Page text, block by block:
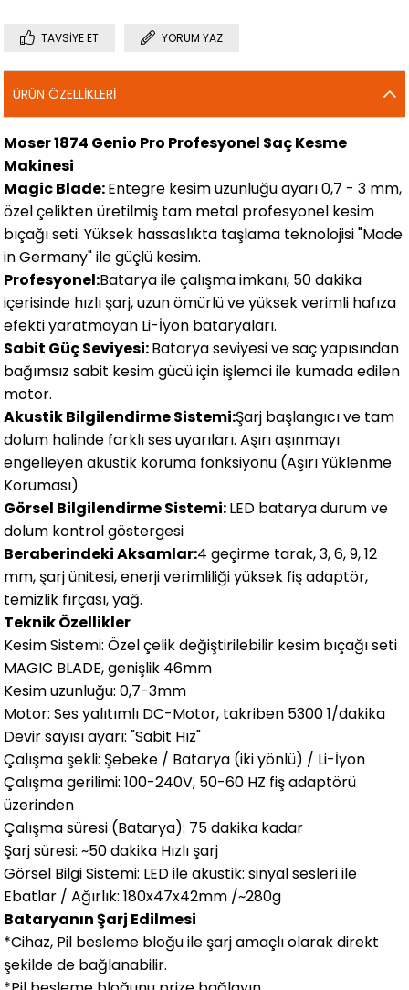
TAVSIYE ET YORUM YAZ
ÜRÜN ÖZELLIKLERI
Moser 1874 Genio Pro Profesyonel Saç Kesme
Makinesi
Magic Blade:Entegre kesim uzunluğu ayarı 0,7 - 3 mm,
özel çelikten üretilmiş tam metal profesyonel kesim
bıçağı seti. Yüksek hassaslıkta taşlama teknolojisi "Made
in Germany" ile güçlü kesim.
Profesyonel:Batarya ile çalışma imkanı, 50 dakika
içerisinde hızlı şarj, uzun ömürlü ve yüksek verimli hafıza
efekti yaratmayan Li-İyon bataryaları.
Sabit Güç Seviyesi:Batarya seviyesi ve saç yapısından
bağımsız sabit kesim gücü için işlemci ile kumada edilen
motor.
Akustik Bilgilendirme Sistemi:Şarj başlangıcı ve tam
dolum halinde farklı ses uyarıları. Aşırı aşınmayı
engelleyen akustik koruma fonksiyonu (Aşırı Yüklenme
Koruması)
Görsel Bilgilendirme Sistemi:LED batarya durum ve
dolum kontrol göstergesi
Beraberindeki Aksamlar:4 geçirme tarak, 3, 6, 9, 12
mm, şarj ünitesi, enerji verimliliği yüksek fiş adaptör,
temizlik fırçası, yağ.
Teknik Özellikler
Kesim Sistemi: Özel çelik değiştirilebilir kesim bıçağı seti
MAGIC BLADE, genişlik 46mm
Kesim uzunluğu: 0,7-3mm
Motor: Ses yalıtımlı DC-Motor, takriben 5300 1/dakika
Devir sayısı ayarı: "Sabit Hız"
Çalışma şekli: Şebeke / Batarya (iki yönlü) / Li-İyon
Çalışma gerilimi: 100-240V, 50-60 HZ fiş adaptörü
üzerinden
Çalışma süresi (Batarya): 75 dakika kadar
Şarj süresi: ~50 dakika Hızlı şarj
Görsel Bilgi Sistemi: LED ile akustik: sinyal sesleri ile
Ebatlar / Ağırlık: 180x47x42mm /~280g
Bataryanın Şarj Edilmesi
*Cihaz, Pil besleme bloğu ile şarj amaçlı olarak direkt
şekilde de bağlanabilir.